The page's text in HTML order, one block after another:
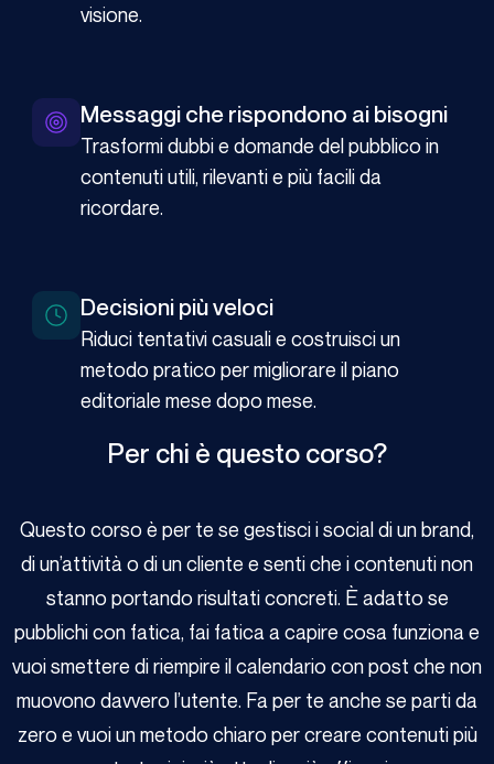
visione.
Messaggi che rispondono ai bisogni
Trasformi dubbi e domande del pubblico in
contenuti utili, rilevanti e più facili da
ricordare.
Decisioni più veloci
Riduci tentativi casuali e costruisci un
metodo pratico per migliorare il piano
editoriale mese dopo mese.
Per chi è questo corso?
Questo corso è per te se gestisci i social di un brand,
di un’attività o di un cliente e senti che i contenuti non
stanno portando risultati concreti. È adatto se
pubblichi con fatica, fai fatica a capire cosa funziona e
vuoi smettere di riempire il calendario con post che non
muovono davvero l’utente. Fa per te anche se parti da
zero e vuoi un metodo chiaro per creare contenuti più